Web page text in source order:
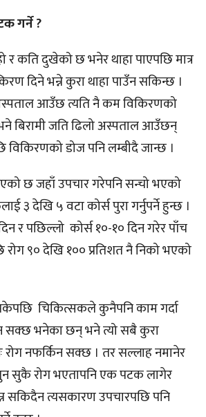
गर्ने?
र कति दुखेको छ भनेर थाहा पाएपछि मात्र
दिने भन्ने कुरा थाहा पाउँन सकिन्छ ।
आउँछ त्यति नै कम विकिरणको
बिरामी जति ढिलो अस्पताल आउँछन्
विकिरणको डोज पनि लम्बीदै जान्छ ।
छ जहाँ उपचार गरेपनि सन्चो भएको
३ देखि ५ वटा कोर्स पुरा गर्नुपर्ने हुन्छ ।
र पछिल्लो कोर्स १०-१० दिन गरेर पाँच
रोग ९० देखि १०० प्रतिशत नै निको भएको
चिकित्सकले कुनैपनि काम गर्दा
सक्छ भनेका छन् भने त्यो सबै कुरा
नफर्किन सक्छ । तर सल्लाह नमानेर
सुकै रोग भएतापनि एक पटक लागेर
सकिदैन त्यसकारण उपचारपछि पनि